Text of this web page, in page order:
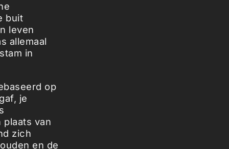
buit
leven
allemaal
in
op
je
van
zich
en de